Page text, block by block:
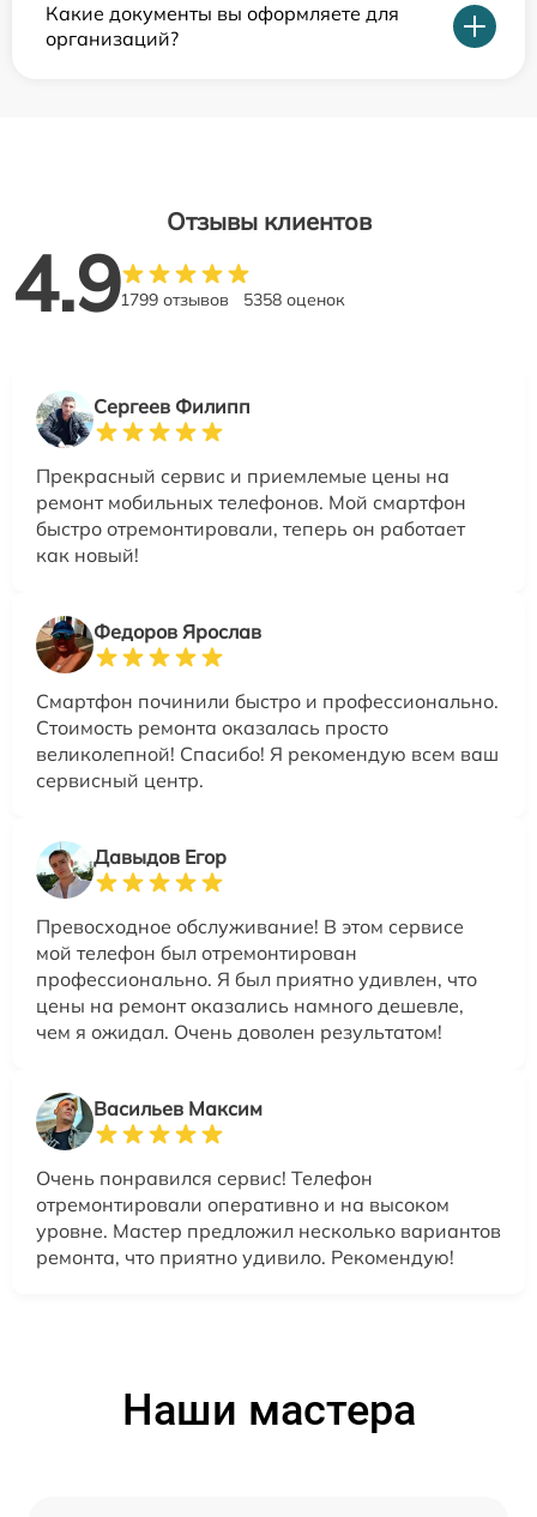
Какие документы вы оформляете для
организаций?
Отзывы клиентов
4.91799 отзывов 5358 оценок
Сергеев Филипп
Прекрасный сервис и приемлемые цены на
ремонт мобильных телефонов. Мой смартфон
быстро отремонтировали, теперь он работает
как новый!
Федоров Ярослав
Смартфон починили быстро и профессионально.
Стоимость ремонта оказалась просто
великолепной! Спасибо! Я рекомендую всем ваш
сервисный центр.
Давыдов Егор
Превосходное обслуживание! В этом сервисе
мой телефон был отремонтирован
профессионально. Я был приятно удивлен, что
цены на ремонт оказались намного дешевле,
чем я ожидал. Очень доволен результатом!
Васильев Максим
Очень понравился сервис! Телефон
отремонтировали оперативно и на высоком
уровне. Мастер предложил несколько вариантов
ремонта, что приятно удивило. Рекомендую!
Наши мастера